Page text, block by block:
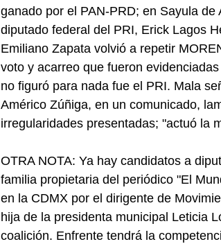
ganado por el PAN-PRD; en Sayula
diputado federal del PRI, Erick Lagos
Emiliano Zapata volvió a repetir
voto y acarreo que fueron
no figuró para nada fue el PRI. Mala
Américo Zúñiga, en un comunicado,
irregularidades presentadas; "actuó la
OTRA NOTA: Ya hay candidatos a
familia propietaria del periódico "El
en la CDMX por el dirigente de
hija de la presidenta municipal Leticia
coalición. Enfrente tendrá la